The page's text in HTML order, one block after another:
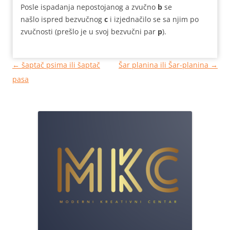
Posle ispadanja nepostojanog a zvučno b se
našlo ispred bezvučnog c i izjednačilo se sa njim po
zvučnosti (prešlo je u svoj bezvučni par p).
Кретање
чланака
← šaptač psima ili šaptač
pasa
Šar planina ili Šar-planina →